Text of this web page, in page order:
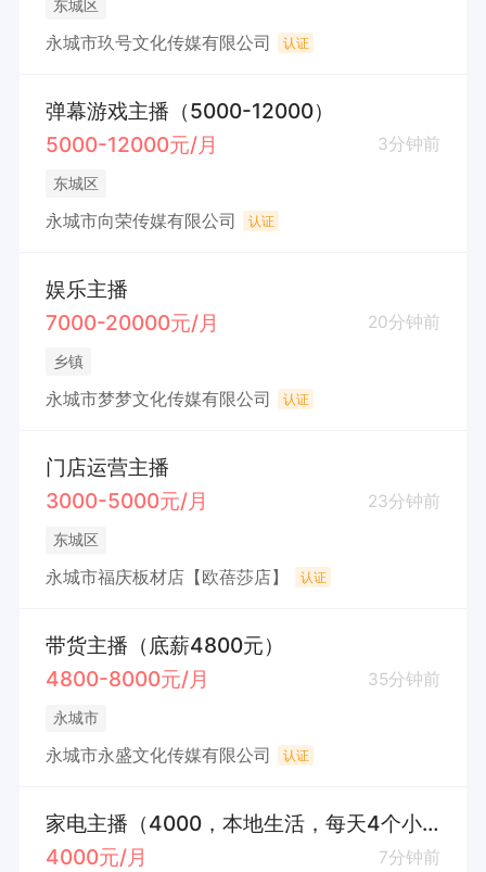
东城区
永城市玖号文化传媒有限公司 认证
弹幕游戏主播（5000-12000）
5000-12000元/月
3分钟前
东城区
永城市向荣传媒有限公司 认证
娱乐主播
7000-20000元/月
20分钟前
乡镇
永城市梦梦文化传媒有限公司 认证
门店运营主播
3000-5000元/月
23分钟前
东城区
永城市福庆板材店【欧蓓莎店】 认证
带货主播（底薪4800元）
4800-8000元/月
35分钟前
永城市
永城市永盛文化传媒有限公司 认证
家电主播（4000，本地生活，每天4个小时）
4000元/月
7分钟前